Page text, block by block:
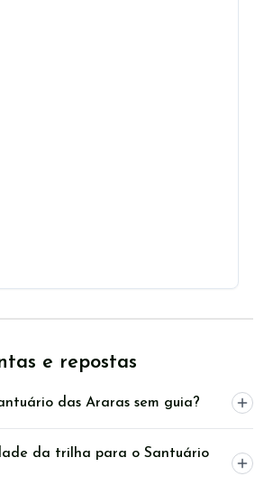
e repostas
das Araras sem guia?
da trilha para o Santuário